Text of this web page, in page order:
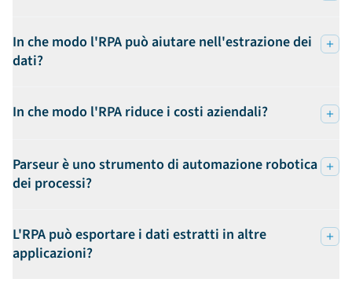
In che modo l'RPA può aiutare nell'estrazione dei
dati?
In che modo l'RPA riduce i costi aziendali?
Parseur è uno strumento di automazione robotica
dei processi?
L'RPA può esportare i dati estratti in altre
applicazioni?